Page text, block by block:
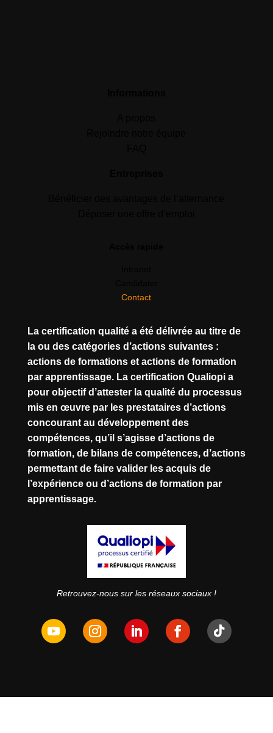
Contact
La certification qualité a été délivrée au titre de
la ou des catégories d’actions suivantes :
actions de formations et actions de formation
par apprentissage. La certification Qualiopi a
pour objectif d’attester la qualité du processus
mis en œuvre par les prestataires d’actions
concourant au développement des
compétences, qu’il s’agisse d’actions de
formation, de bilans de compétences, d’actions
permettant de faire valider les acquis de
l’expérience ou d’actions de formation par
apprentissage.
Retrouvez-nous sur les réseaux sociaux !